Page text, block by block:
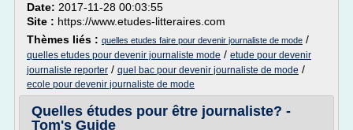
Date: 2017-11-28 00:03:55
Site : https://www.etudes-litteraires.com
Thèmes liés : quelles etudes faire pour devenir journaliste de mode /
quelles etudes pour devenir journaliste mode / etude pour devenir
journaliste reporter / quel bac pour devenir journaliste de mode /
ecole pour devenir journaliste de mode
Quelles études pour être journaliste? -
Tom's Guide